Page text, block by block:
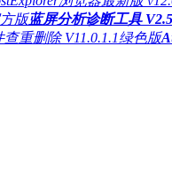
蓝屏分析诊断工具